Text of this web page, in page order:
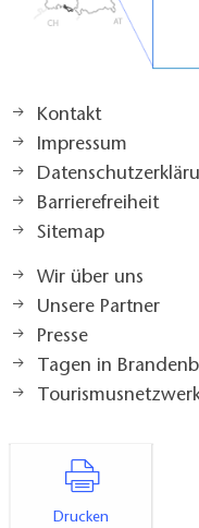
Kontakt
Impressum
Barrierefreiheit
Sitemap
Wir über uns
Unsere Partner
Presse
Tagen in
Drucken